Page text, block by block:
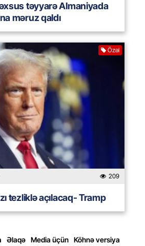
təyyarə Almaniyada
məruz qaldı
Özəl
209
tezliklə açılacaq- Tramp
Əlaqə Media üçün Köhnə versiya